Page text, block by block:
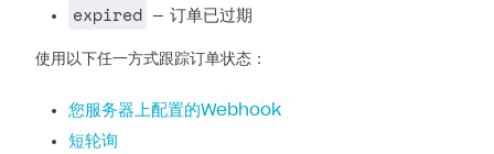
expired — 订单已过期
使用以下任一方式跟踪订单状态：
您服务器上配置的Webhook
短轮询